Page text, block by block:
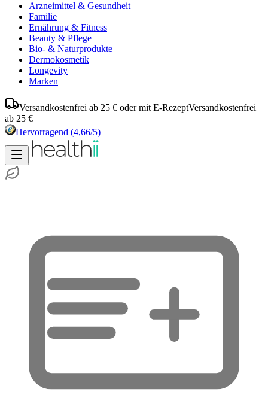
Arzneimittel & Gesundheit
Familie
Ernährung & Fitness
Beauty & Pflege
Bio- & Naturprodukte
Dermokosmetik
Longevity
Marken
Versandkostenfrei ab 25 € oder mit E-RezeptVersandkostenfrei
ab 25 €
Hervorragend (4,66/5)